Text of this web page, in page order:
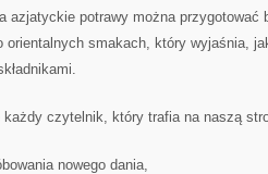
azjatyckie potrawy można przygotować
orientalnych smakach, który wyjaśnia,
każdy czytelnik, który trafia na naszą
nowego dania,